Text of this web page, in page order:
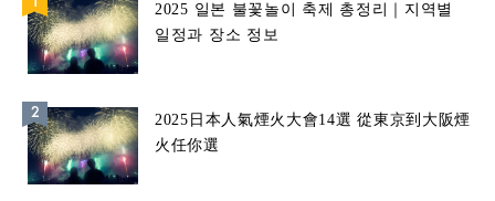
2025 일본 불꽃놀이 축제 총정리｜지역별
일정과 장소 정보
2025日本人氣煙火大會14選 從東京到大阪煙
火任你選